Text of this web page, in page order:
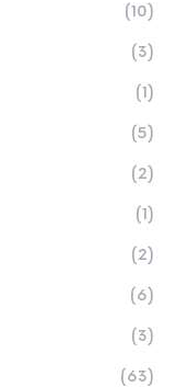
(10)
(3)
(1)
(5)
(2)
(1)
(2)
(6)
(3)
(63)